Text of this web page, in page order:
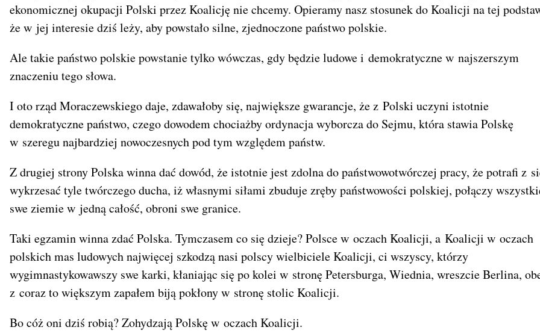
ekonomicznej okupacji Polski przez Koalicję nie chcemy. Opieramy nasz stosunek do Koalicji na tej
że w jej interesie dziś leży, aby powstało silne, zjednoczone państwo polskie.
Ale takie państwo polskie powstanie tylko wówczas, gdy będzie ludowe i demokratyczne w najszerszym
znaczeniu tego słowa.
I oto rząd Moraczewskiego daje, zdawałoby się, największe gwarancje, że z Polski uczyni istotnie
demokratyczne państwo, czego dowodem chociażby ordynacja wyborcza do Sejmu, która stawia Polskę
w szeregu najbardziej nowoczesnych pod tym względem państw.
Z drugiej strony Polska winna dać dowód, że istotnie jest zdolna do państwowotwórczej pracy, że potrafi z
wykrzesać tyle twórczego ducha, iż własnymi siłami zbuduje zręby państwowości polskiej, połączy
swe ziemie w jedną całość, obroni swe granice.
Taki egzamin winna zdać Polska. Tymczasem co się dzieje? Polsce w oczach Koalicji, a Koalicji w oczach
polskich mas ludowych najwięcej szkodzą nasi polscy wielbiciele Koalicji, ci wszyscy, którzy
wygimnastykowawszy swe karki, kłaniając się po kolei w stronę Petersburga, Wiednia, wreszcie Berlina,
z coraz to większym zapałem biją pokłony w stronę stolic Koalicji.
Bo cóż oni dziś robią? Zohydzają Polskę w oczach Koalicji.